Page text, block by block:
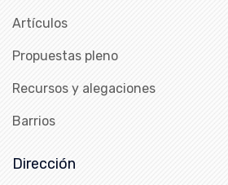
Artículos
Propuestas pleno
Recursos y alegaciones
Barrios
Dirección